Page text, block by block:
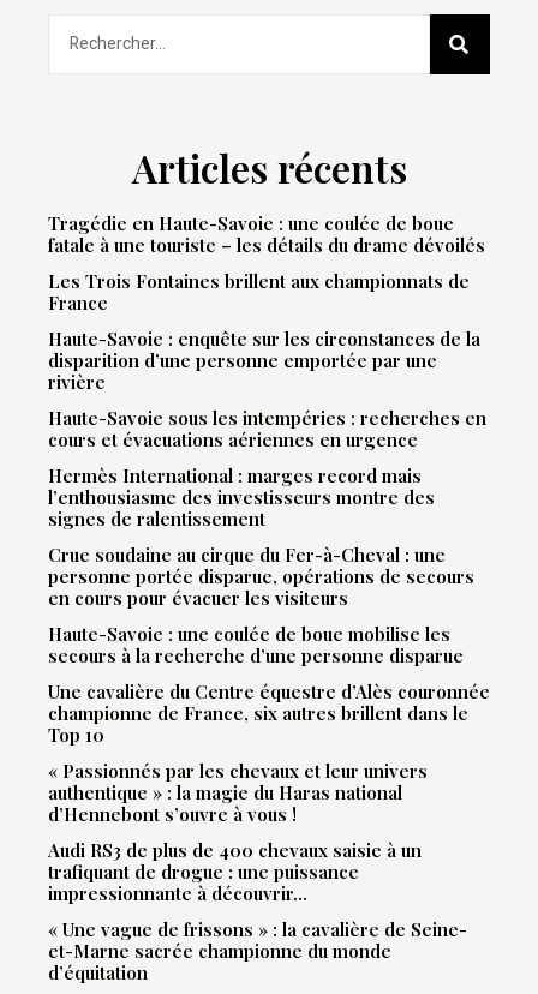
Articles récents
Tragédie en Haute-Savoie : une coulée de boue
fatale à une touriste – les détails du drame dévoilés
Les Trois Fontaines brillent aux championnats de
France
Haute-Savoie : enquête sur les circonstances de la
disparition d’une personne emportée par une
rivière
Haute-Savoie sous les intempéries : recherches en
cours et évacuations aériennes en urgence
Hermès International : marges record mais
l’enthousiasme des investisseurs montre des
signes de ralentissement
Crue soudaine au cirque du Fer-à-Cheval : une
personne portée disparue, opérations de secours
en cours pour évacuer les visiteurs
Haute-Savoie : une coulée de boue mobilise les
secours à la recherche d’une personne disparue
Une cavalière du Centre équestre d’Alès couronnée
championne de France, six autres brillent dans le
Top 10
« Passionnés par les chevaux et leur univers
authentique » : la magie du Haras national
d’Hennebont s’ouvre à vous !
Audi RS3 de plus de 400 chevaux saisie à un
trafiquant de drogue : une puissance
impressionnante à découvrir…
« Une vague de frissons » : la cavalière de Seine-
et-Marne sacrée championne du monde
d’équitation